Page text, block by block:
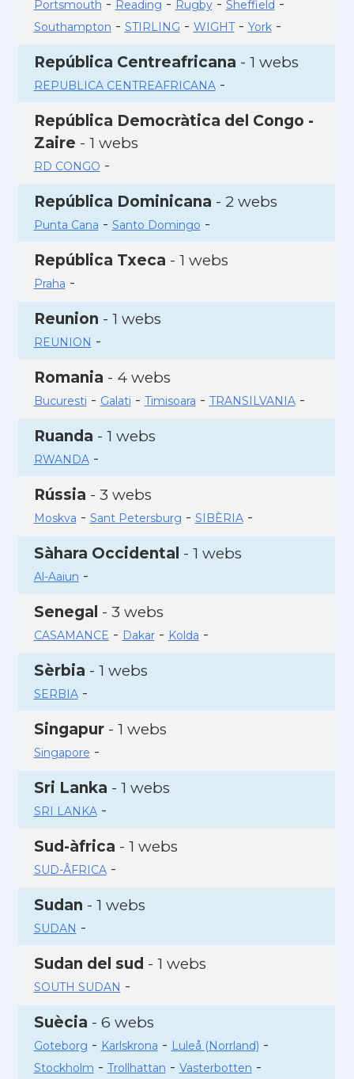
Portsmouth Reading Rugby Sheffield
Southampton - STIRLING - WIGHT- York-
República Centreafricana - 1 webs
REPUBLICA CENTREAFRICANA-
República Democràtica del Congo -
Zaire - 1 webs
RD CONGO -
República Dominicana - 2 webs
Punta Cana - Santo Domingo -
República Txeca - 1 webs
Praha -
Reunion - 1 webs
REUNION -
Romania - 4 webs
Bucuresti - Galati - Timisoara - TRANSILVANIA-
Ruanda - 1 webs
RWANDA-
Rússia - 3 webs
Moskva - Sant Petersburg - SIBÈRIA-
Sàhara Occidental - 1 webs
Al-Aaiun -
Senegal - 3 webs
CASAMANCE - Dakar- Kolda -
Sèrbia - 1 webs
SERBIA-
Singapur- 1 webs
Singapore -
Sri Lanka - 1 webs
SRI LANKA-
Sud-àfrica - 1 webs
SUD-ÂFRICA-
Sudan - 1 webs
SUDAN -
Sudan del sud - 1 webs
SOUTH SUDAN -
Suècia - 6 webs
Goteborg - Karlskrona - Luleå (Norrland) -
Stockholm - Trollhattan - Vasterbotten -